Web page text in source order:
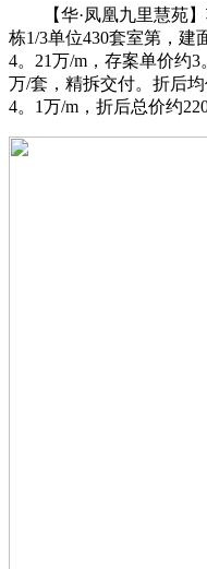
【华·凤凰九里慧苑】
栋1/3单位430套室第，建
4。21万/m，存案单价约3
万/套，精拆交付。折后
4。1万/m，折后总价约